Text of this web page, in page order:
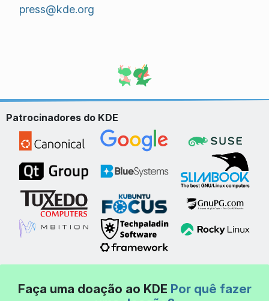
press@kde.org
Patrocinadores do KDE
Faça uma doação ao KDE Por quê fazer